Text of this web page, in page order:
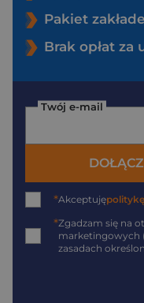
Pakiet
Brak opłat
Twój e-mail
*Akceptuję
*Zgadzam się na
marketingowych
zasadach